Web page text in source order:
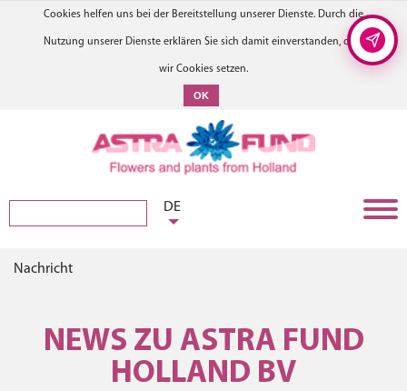
Cookies helfen uns bei der Bereitstellung unserer Dienste. Durch die
Nutzung unserer Dienste erklären Sie sich damit einverstanden, dass
wir Cookies setzen.
OK
DE
Nachricht
NEWS ZU ASTRA FUND
HOLLAND BV